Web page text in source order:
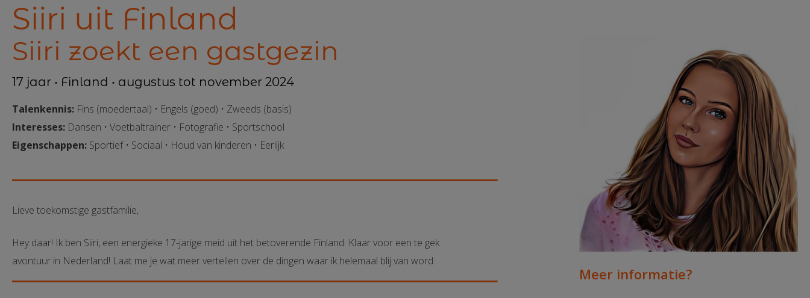
Siiri uit Finland
Siiri zoekt een gastgezin
17 jaar • Finland • augustus tot november 2024
Talenkennis: Fins (moedertaal) • Engels (goed) • Zweeds (basis)
Interesses: Dansen • Voetbaltrainer • Fotografie • Sportschool
Eigenschappen: Sportief • Sociaal • Houd van kinderen • Eerlijk
Lieve toekomstige gastfamilie,
Hey daar! Ik ben Siiri, een energieke 17-jarige meid uit het betoverende Finland. Klaarvoor een te gek
avontuur in Nederland! Laat me je wat meer vertellen over de dingen waar ik helemaal blij van word.
Meer informatie?